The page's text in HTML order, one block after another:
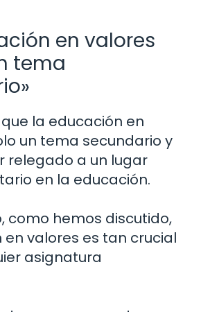
en valores
tema
la educación en
un tema secundario y
relegado a un lugar
en la educación.
como hemos discutido,
en valores es tan crucial
asignatura